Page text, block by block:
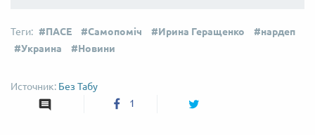
ПАСЕ Самопоміч Ирина Геращенко
нардеп
Украина
Новини
Без Табу
1